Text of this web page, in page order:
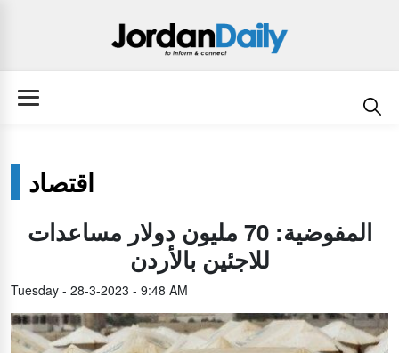
اقتصاد
المفوضية: 70 مليون دولار مساعدات
للاجئين بالأردن
Tuesday - 28-3-2023 - 9:48 AM